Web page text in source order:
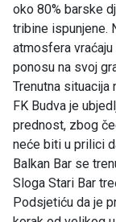
oko 80% barske
tribine ispunjene.
atmosfera
ponosu na svoj
Trenutna
FK Budva je
prednost, zbog
neće biti u prilici
Balkan Bar se
Sloga Stari Bar
Podsjetiću da je